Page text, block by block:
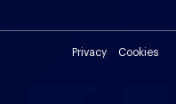
Privacy Cookies